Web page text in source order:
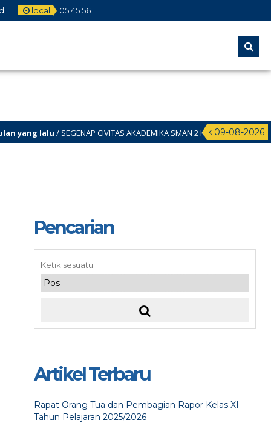
local 05:45 57
09-08-2026
lalu/ SEGENAP CIVITAS AKADEMIKA SMAN 2 KUNINGAN
Pencarian
Artikel Terbaru
Rapat Orang Tua dan Pembagian Rapor Kelas XI
Tahun Pelajaran 2025/2026